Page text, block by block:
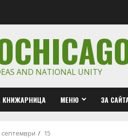
AND NATIONAL UNITY
КНИЖАРНИЦА МЕНЮ ЗА
септември 15